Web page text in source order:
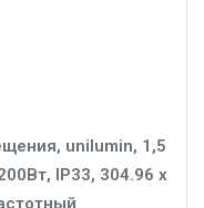
unilumin, 1,5
IP33, 304.96 x